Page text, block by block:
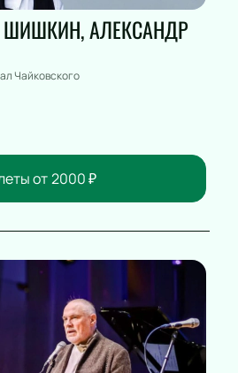
АЛЕКСАНДР
Чайковского
от 2000₽